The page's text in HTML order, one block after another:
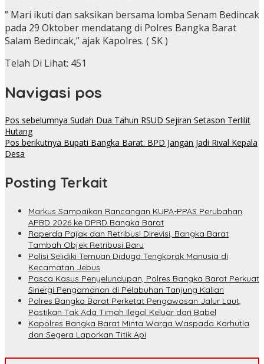
” Mari ikuti dan saksikan bersama lomba Senam Bedincak
pada 29 Oktober mendatang di Polres Bangka Barat
Salam Bedincak,” ajak Kapolres. ( SK )
Telah Di Lihat: 451
Navigasi pos
Pos sebelumnya Sudah Dua Tahun RSUD Sejiran Setason Terlilit
Hutang
Pos berikutnya Bupati Bangka Barat: BPD Jangan Jadi Rival Kepala
Desa
Posting Terkait
Markus Sampaikan Rancangan KUPA-PPAS Perubahan
APBD 2026 ke DPRD Bangka Barat
Raperda Pajak dan Retribusi Direvisi, Bangka Barat
Tambah Objek Retribusi Baru
Polisi Selidiki Temuan Diduga Tengkorak Manusia di
Kecamatan Jebus
Pasca Kasus Penyelundupan, Polres Bangka Barat Perkuat
Sinergi Pengamanan di Pelabuhan Tanjung Kalian
Polres Bangka Barat Perketat Pengawasan Jalur Laut,
Pastikan Tak Ada Timah Ilegal Keluar dari Babel
Kapolres Bangka Barat Minta Warga Waspada Karhutla
dan Segera Laporkan Titik Api